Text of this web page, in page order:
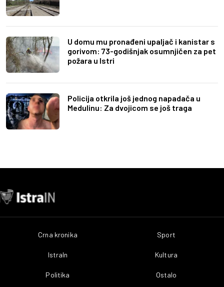
U domu mu pronađeni upaljač i kanistar s
gorivom: 73-godišnjak osumnjičen za pet
požara u Istri
Policija otkrila još jednog napadača u
Medulinu: Za dvojicom se još traga
Crna kronika
IstraIn
Politika
Sport
Kultura
Ostalo